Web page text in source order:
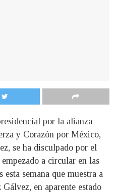
por la alianza
y Corazón por México,
se ha disculpado por el
a circular en las
esta semana que muestra a
en aparente estado